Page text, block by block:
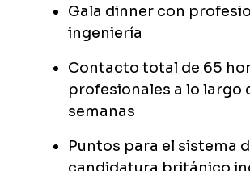
Gala dinner con
ingeniería
Contacto total de 65
profesionales a lo largo
semanas
Puntos para el sistema